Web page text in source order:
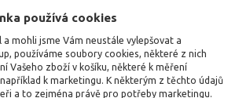
používá cookies
a mohli jsme Vám neustále vylepšovat a
používáme soubory cookies, některé z nich
Vašeho zboží v košíku, některé k měření
k marketingu. K některým z těchto údajů
a to zejména právě pro potřeby marketingu.